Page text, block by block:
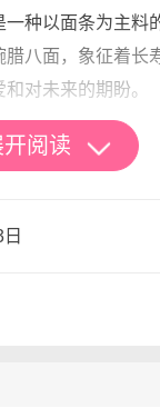
种以面条为主料
八面，象征着长
对未来的期盼。
中弥漫着浓浓的
货，打扫房屋，
来的信心和勇气。
谈家常，这种温
开阅读